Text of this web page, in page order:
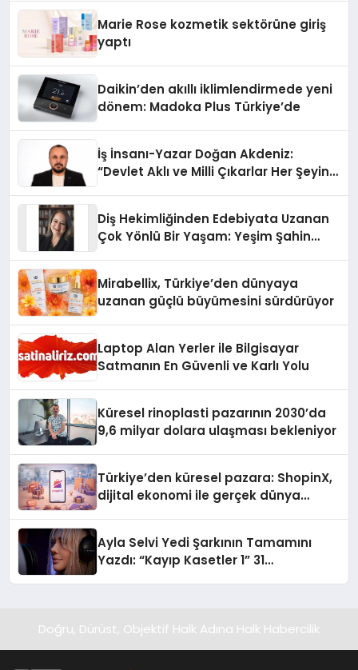
Marie Rose kozmetik sektörüne giriş
yaptı
Daikin’den akıllı iklimlendirmede yeni
dönem: Madoka Plus Türkiye’de
İş İnsanı-Yazar Doğan Akdeniz:
“Devlet Aklı ve Milli Çıkarlar Her Şeyin
Diş Hekimliğinden Edebiyata Uzanan
Çok Yönlü Bir Yaşam: Yeşim Şahin
Mirabellix, Türkiye’den dünyaya
uzanan güçlü büyümesini sürdürüyor
Laptop Alan Yerler ile Bilgisayar
Satmanın En Güvenli ve Karlı Yolu
Küresel rinoplasti pazarının 2030’da
9,6 milyar dolara ulaşması bekleniyor
Türkiye’den küresel pazara: ShopinX,
dijital ekonomi ile gerçek dünya
Ayla Selvi Yedi Şarkının Tamamını
Yazdı: “Kayıp Kasetler 1” 31
Doğru, Dürüst, Objektif Halk Adına Halk Habercilik